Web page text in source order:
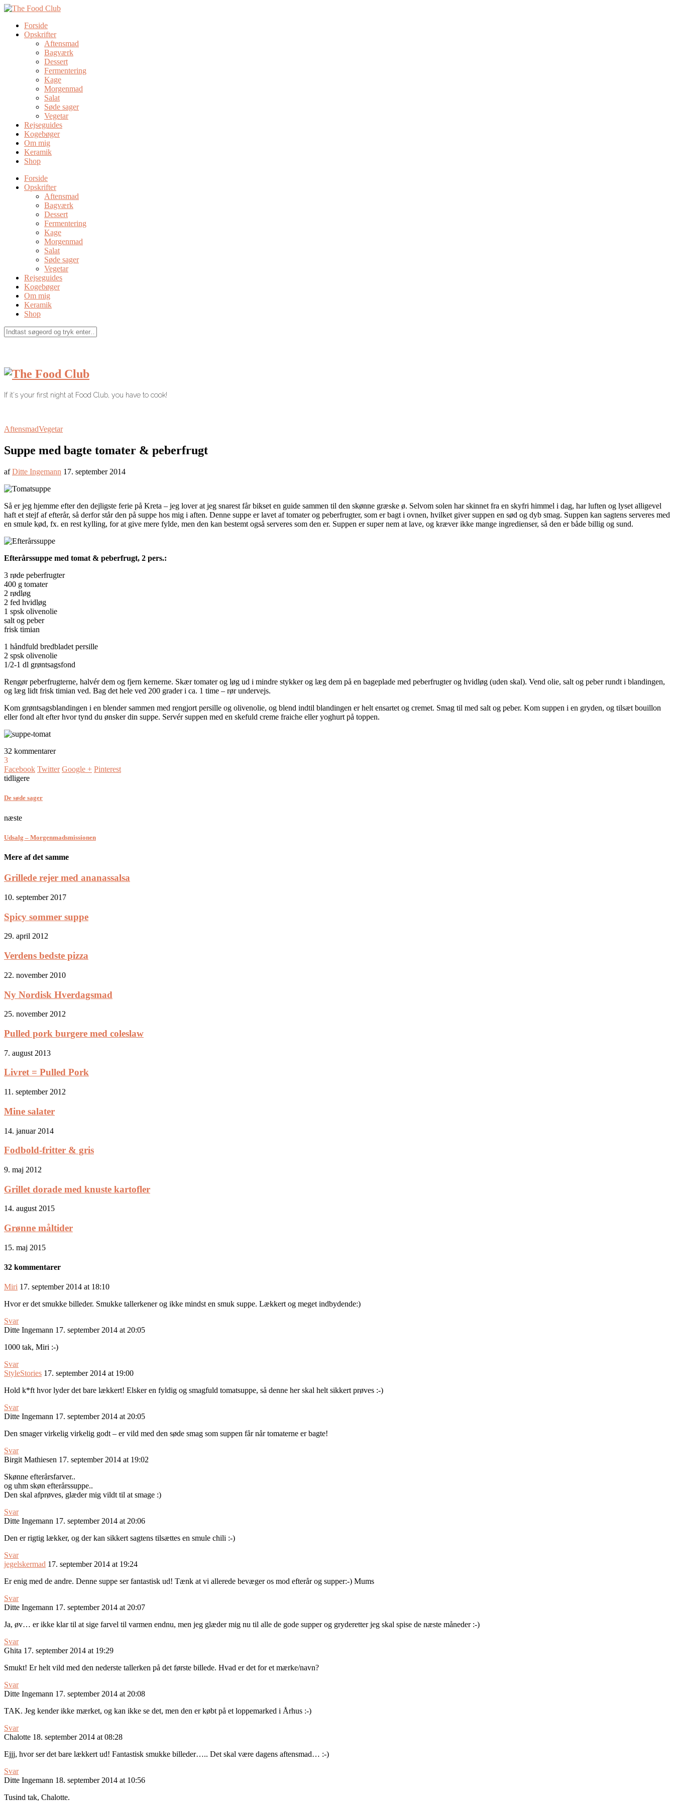
Forside
Opskrifter
Aftensmad
Bagværk
Dessert
Fermentering
Kage
Morgenmad
Salat
Søde sager
Vegetar
Rejseguides
Kogebøger
Om mig
Keramik
Shop
Forside
Opskrifter
Aftensmad
Bagværk
Dessert
Fermentering
Kage
Morgenmad
Salat
Søde sager
Vegetar
Rejseguides
Kogebøger
Om mig
Keramik
Shop
If it's your first night at Food Club, you have to cook!
AftensmadVegetar
Suppe med bagte tomater & peberfrugt
afDitte Ingemann 17. september 2014
Så er jeg hjemme efter den dejligste ferie på Kreta – jeg lover at jeg snarest får bikset en guide sammen til den skønne græske ø. Selvom solen har skinnet fra en skyfri himmel i dag, har luften og lyset alligevel
haft et stejf af efterår, så derfor står den på suppe hos mig i aften. Denne suppe er lavet af tomater og peberfrugter, som er bagt i ovnen, hvilket giver suppen en sød og dyb smag. Suppen kan sagtens serveres med
en smule kød, fx. en rest kylling, for at give mere fylde, men den kan bestemt også serveres som den er. Suppen er super nem at lave, og kræver ikke mange ingredienser, så den er både billig og sund.
Efterårssuppe med tomat & peberfrugt, 2 pers.:
3 røde peberfrugter
400 g tomater
2 rødløg
2 fed hvidløg
1 spsk olivenolie
salt og peber
frisk timian
1 håndfuld bredbladet persille
2 spsk olivenolie
1/2-1 dl grøntsagsfond
Rengør peberfrugterne, halvér dem og fjern kernerne. Skær tomater og løg ud i mindre stykker og læg dem på en bageplade med peberfrugter og hvidløg (uden skal). Vend olie, salt og peber rundt i blandingen,
og læg lidt frisk timian ved. Bag det hele ved 200 grader i ca. 1 time – rør undervejs.
Kom grøntsagsblandingen i en blender sammen med rengjort persille og olivenolie, og blend indtil blandingen er helt ensartet og cremet. Smag til med salt og peber. Kom suppen i en gryden, og tilsæt bouillon
eller fond alt efter hvor tynd du ønsker din suppe. Servér suppen med en skefuld creme fraiche eller yoghurt på toppen.
32 kommentarer
3
Facebook Twitter Google + Pinterest
tidligere
De søde sager
næste
Udsalg – Morgenmadsmissionen
Mere af det samme
Grillede rejer med ananassalsa
10. september 2017
Spicy sommer suppe
29. april 2012
Verdens bedste pizza
22. november 2010
Ny Nordisk Hverdagsmad
25. november 2012
Pulled pork burgere med coleslaw
7. august 2013
Livret = Pulled Pork
11. september 2012
Mine salater
14. januar 2014
Fodbold-fritter & gris
9. maj 2012
Grillet dorade med knuste kartofler
14. august 2015
Grønne måltider
15. maj 2015
32 kommentarer
Miri 17. september 2014 at 18:10
Hvor er det smukke billeder. Smukke tallerkener og ikke mindst en smuk suppe. Lækkert og meget indbydende:)
Svar
Ditte Ingemann 17. september 2014 at 20:05
1000 tak, Miri :-)
Svar
StyleStories 17. september 2014 at 19:00
Hold k*ft hvor lyder det bare lækkert! Elsker en fyldig og smagfuld tomatsuppe, så denne her skal helt sikkert prøves :-)
Svar
Ditte Ingemann 17. september 2014 at 20:05
Den smager virkelig virkelig godt – er vild med den søde smag som suppen får når tomaterne er bagte!
Svar
Birgit Mathiesen 17. september 2014 at 19:02
Skønne efterårsfarver..
og uhm skøn efterårssuppe..
Den skal afprøves, glæder mig vildt til at smage :)
Svar
Ditte Ingemann 17. september 2014 at 20:06
Den er rigtig lækker, og der kan sikkert sagtens tilsættes en smule chili :-)
Svar
jegelskermad 17. september 2014 at 19:24
Er enig med de andre. Denne suppe ser fantastisk ud! Tænk at vi allerede bevæger os mod efterår og supper:-) Mums
Svar
Ditte Ingemann 17. september 2014 at 20:07
Ja, øv… er ikke klar til at sige farvel til varmen endnu, men jeg glæder mig nu til alle de gode supper og gryderetter jeg skal spise de næste måneder :-)
Svar
Ghita 17. september 2014 at 19:29
Smukt! Er helt vild med den nederste tallerken på det første billede. Hvad er det for et mærke/navn?
Svar
Ditte Ingemann 17. september 2014 at 20:08
TAK. Jeg kender ikke mærket, og kan ikke se det, men den er købt på et loppemarked i Århus :-)
Svar
Chalotte 18. september 2014 at 08:28
Ejjj, hvor ser det bare lækkert ud! Fantastisk smukke billeder….. Det skal være dagens aftensmad… :-)
Svar
Ditte Ingemann 18. september 2014 at 10:56
Tusind tak, Chalotte.